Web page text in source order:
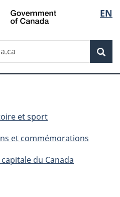
Passer
au
principal
Passer
à
Au
du
Passer
à
version
simplifiée
de
la
EN
et sport
et commémorations
du Canada